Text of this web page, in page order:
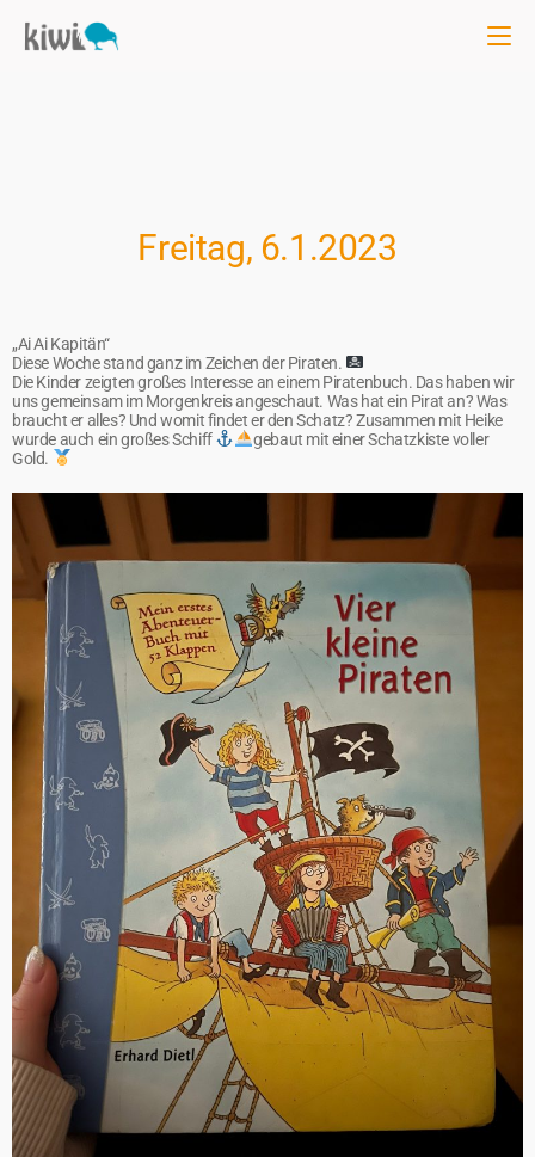
Freitag, 6.1.2023
„Ai Ai Kapitän“
Diese Woche stand ganz im Zeichen der Piraten.
Die Kinder zeigten großes Interesse an einem Piratenbuch. Das haben wir
uns gemeinsam im Morgenkreis angeschaut. Was hat ein Pirat an? Was
braucht er alles? Und womit findet er den Schatz? Zusammen mit Heike
wurde auch ein großes Schiff
gebaut mit einer Schatzkiste voller
Gold.